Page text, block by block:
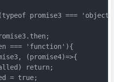
promise3 ===
=== 'function'){
(promise4)=>{
return;
= true;